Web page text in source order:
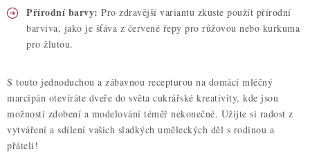
Přírodní barvy: Pro zdravější variantu zkuste použít přírodní
barviva, jako je šťáva z červené řepy pro růžovou nebo kurkuma
pro žlutou.
S touto jednoduchou a zábavnou recepturou na domácí mléčný
marcipán otevíráte dveře do světa cukrářské kreativity, kde jsou
možnosti zdobení a modelování téměř nekonečné. Užijte si radost z
vytváření a sdílení vašich sladkých uměleckých děl s rodinou a
přáteli!